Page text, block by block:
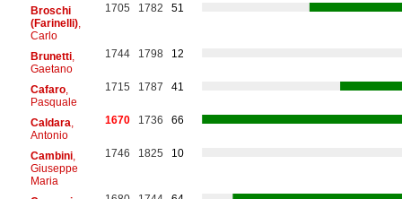
Broschi
(Farinelli),
Carlo
1705 1782 51
Brunetti,
Gaetano
1744 1798 12
Cafaro,
Pasquale
1715 1787 41
Caldara
Antonio
1670 1736 66
Cambini,
Giuseppe
Maria
1746 1825 10